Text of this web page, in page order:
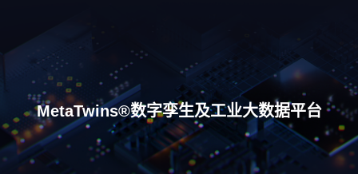
MetaTwins®数字孪生及工业大数据平台